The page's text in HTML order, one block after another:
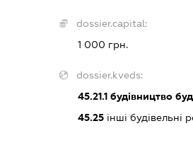
dossier.capital:
1 000 грн.
dossier.kveds:
45.21.1будівництво
45.25інші будівельні